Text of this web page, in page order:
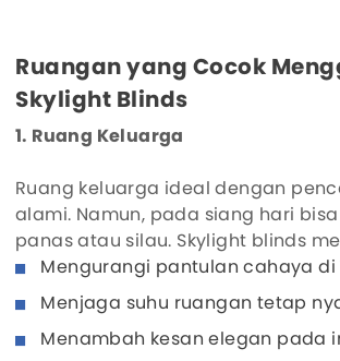
Ruangan yang Cocok
Skylight Blinds
1. Ruang Keluarga
Ruang keluarga ideal dengan
alami. Namun, pada siang hari
panas atau silau. Skylight blinds
Mengurangi pantulan cahaya di
Menjaga suhu ruangan tetap
Menambah kesan elegan pada